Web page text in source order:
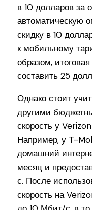
в 10 долларов за
автоматическую
скидку в 10
к мобильному
образом,
составить 25
Однако стоит
другими
скорость у
Например, у T-
домашний
месяц и
с. После
скорость на